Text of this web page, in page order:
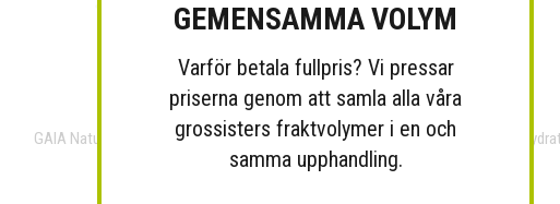
GAIA Natural Baby - Bamboo Baby Wipes
Eye Pad Mask - YEAUTY - Deep
GEMENSAMMA VOLYM
Varför betala fullpris? Vi pressar
priserna genom att samla alla våra
grossisters fraktvolymer i en och
samma upphandling.